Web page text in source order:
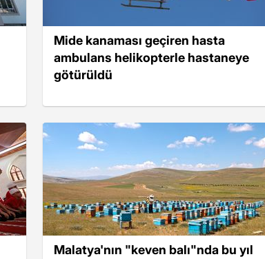
Mide kanaması geçiren hasta
ambulans helikopterle hastaneye
götürüldü
Malatya'nın "keven balı"nda bu yıl